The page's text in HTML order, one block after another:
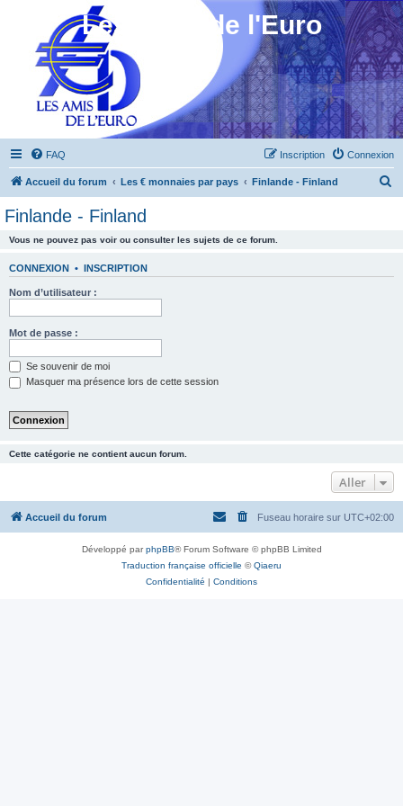
Les Amis de l'Euro
FAQ Connexion
Inscription
Accueil du forum Les € monnaies par pays Finlande - Finland
Finlande - Finland
Vous ne pouvez pas voir ou consulter les sujets de ce forum.
CONNEXION • INSCRIPTION
Nom d’utilisateur :
Mot de passe :
Se souvenir de moi
Masquer ma présence lors de cette session
Cette catégorie ne contient aucun forum.
Aller
Accueil du forum Fuseau horaire sur UTC+02:00
Développé parphpBB® Forum Software © phpBB Limited
Traduction française officielle ©Qiaeru
Confidentialité | Conditions